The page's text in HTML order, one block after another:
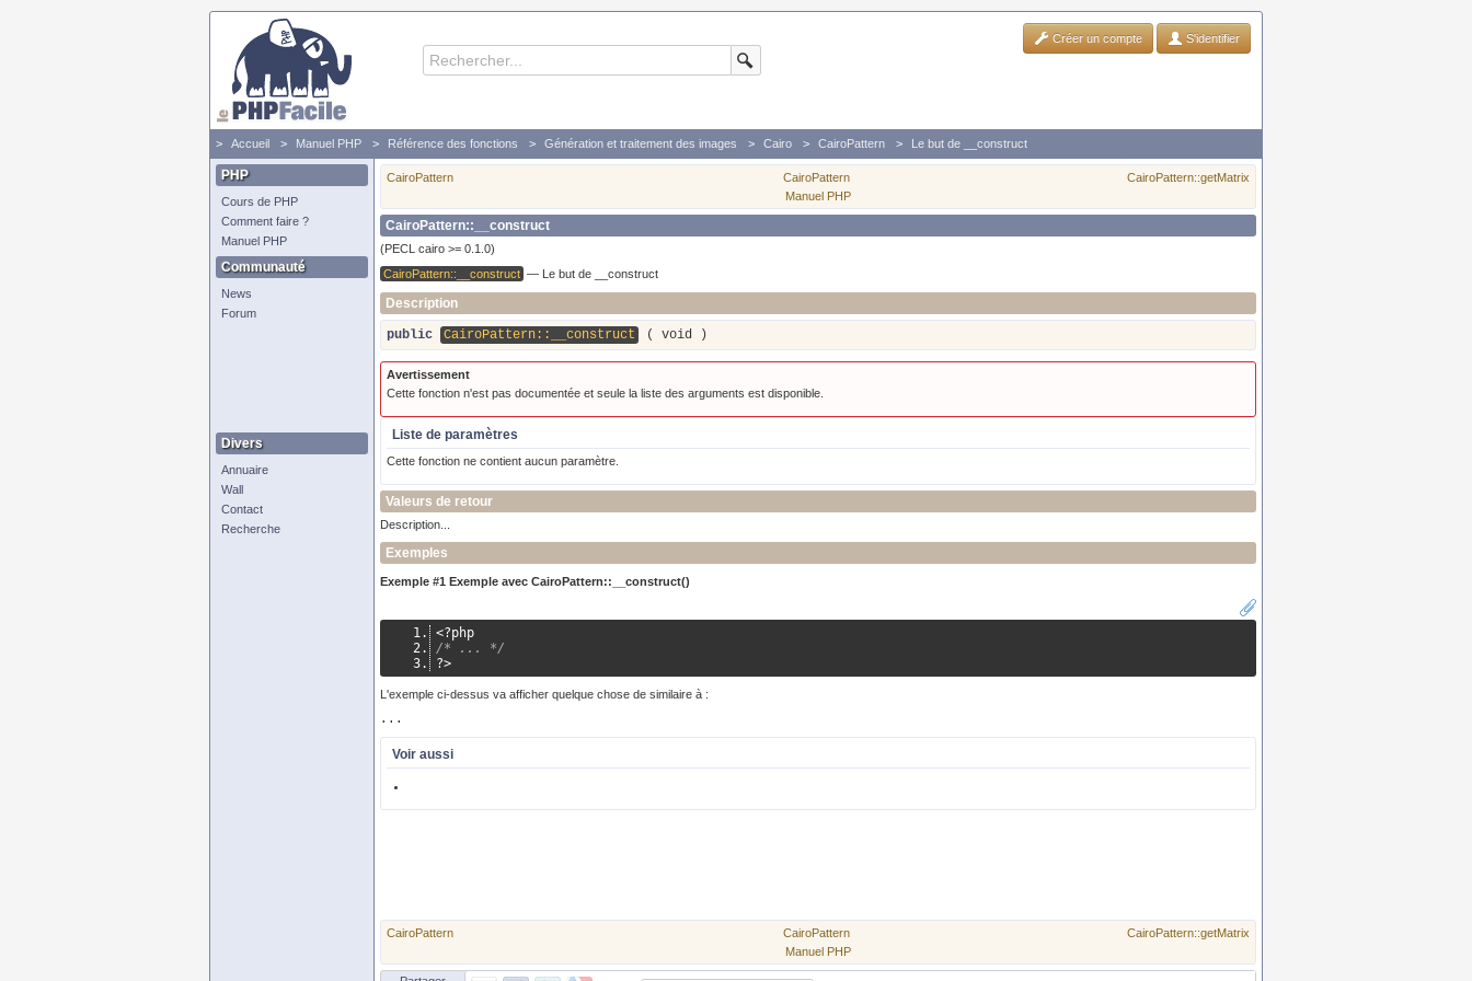
Créer un compte S'identifier
Accueil Manuel PHP Référence des fonctions Génération et traitement des images Cairo CairoPattern Le but de __construct
PHP
Cours de PHP
Comment faire ?
Manuel PHP
Communauté
News
Forum
Divers
Annuaire
Wall
Contact
Recherche
CairoPattern CairoPattern
CairoPattern::getMatrix
Manuel PHP
CairoPattern::__construct
(PECL cairo >= 0.1.0)
CairoPattern::__construct — Le but de __construct
Description
public CairoPattern::__construct ( void )
Avertissement
Cette fonction n'est pas documentée et seule la liste des arguments est disponible.
Liste de paramètres
Cette fonction ne contient aucun paramètre.
Valeurs de retour
Description...
Exemples
Exemple #1 Exemple avec CairoPattern::__construct()
<?php
/* ... */
?>
L'exemple ci-dessus va afficher quelque chose de similaire à :
Voir aussi
CairoPattern CairoPattern
CairoPattern::getMatrix
Manuel PHP